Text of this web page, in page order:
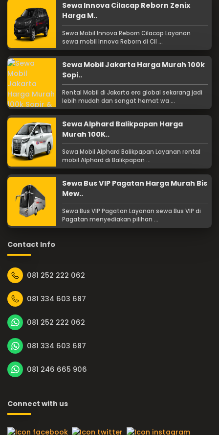
Sewa Innova Cilacap Reborn Zenix
Harga M..
Sewa Mobil Innova Reborn Cilacap Layanan
sewa mobil Innova Reborn di Cil ...
Sewa Mobil Jakarta Harga Murah 100k
Sopi..
Rental Mobil di Jakarta era global sekarang jadi
lebih mudah dan sangat hemat wa ...
Sewa Alphard Balikpapan Harga
Murah 100K..
Sewa Mobil Alphard Balikpapan Layanan rental
mobil Alphard di Balikpapan ...
Sewa Bus VIP Pagatan Harga Murah Bis
Mew..
Sewa Bus VIP Pagatan Layanan sewa Bus VIP di
Pagatan menyediakan pilihan ...
Contact Info
081 252 222 062
081 334 603 687
081 252 222 062
081 334 603 687
081 246 665 906
Connect with us